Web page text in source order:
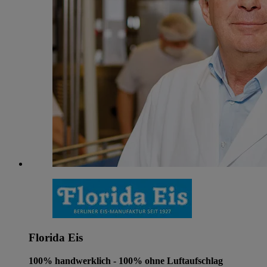
Florida Eis
100% handwerklich - 100% ohne Luftaufschlag